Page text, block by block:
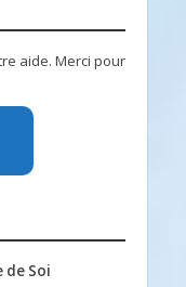
aide. Merci pour
de Soi